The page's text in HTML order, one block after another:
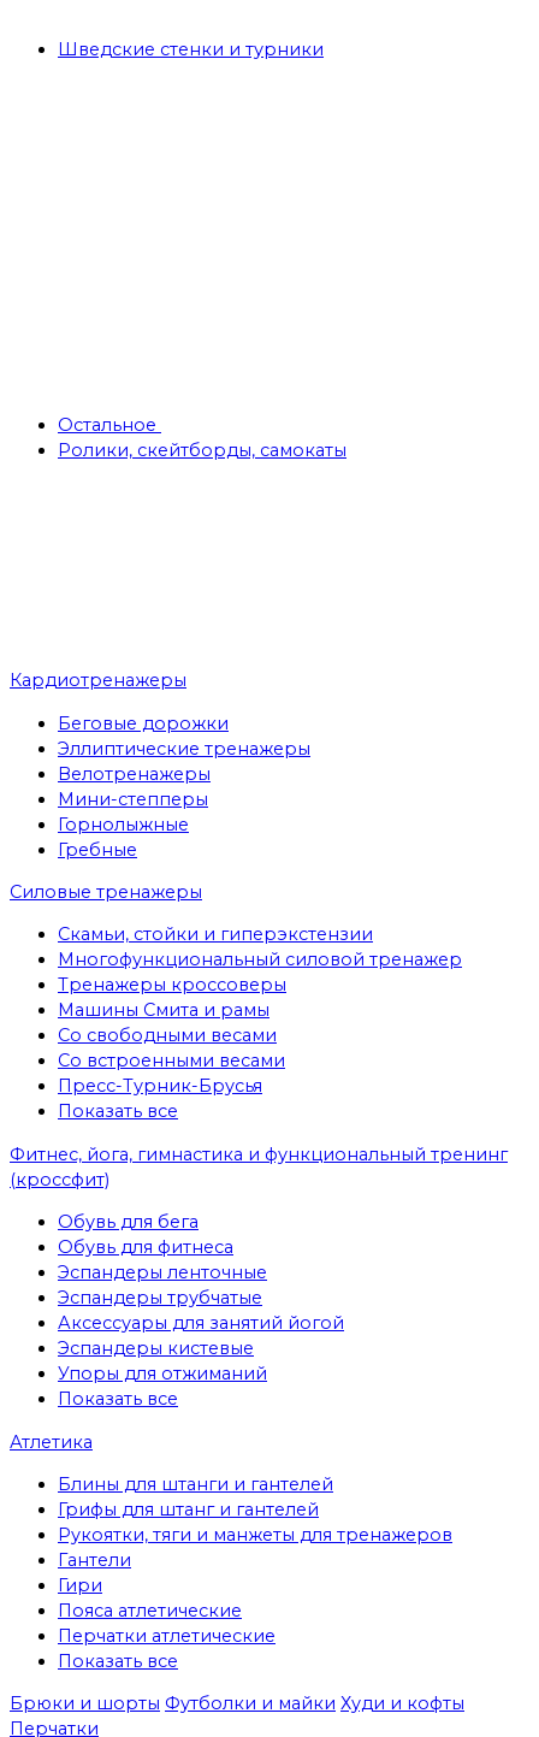
Шведские стенки и турники
Остальное
Ролики, скейтборды, самокаты
Кардиотренажеры
Беговые дорожки
Эллиптические тренажеры
Велотренажеры
Мини-степперы
Горнолыжные
Гребные
Cиловые тренажеры
Скамьи, стойки и гиперэкстензии
Многофункциональный силовой тренажер
Тренажеры кроссоверы
Машины Смита и рамы
Со свободными весами
Со встроенными весами
Пресс-Турник-Брусья
Показать все
Фитнес, йога, гимнастика и функциональный тренинг
(кроссфит)
Обувь для бега
Обувь для фитнеса
Эспандеры ленточные
Эспандеры трубчатые
Аксессуары для занятий йогой
Эспандеры кистевые
Упоры для отжиманий
Показать все
Атлетика
Блины для штанги и гантелей
Грифы для штанг и гантелей
Рукоятки, тяги и манжеты для тренажеров
Гантели
Гири
Пояса атлетические
Перчатки атлетические
Показать все
Брюки и шорты Футболки и майки Худи и кофты
Перчатки